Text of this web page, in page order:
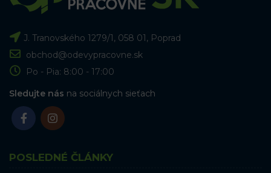
J. Tranovského 1279/1, 058 01, Poprad
obchod@odevypracovne.sk
Po - Pia: 8:00 - 17:00
Sledujte nás na sociálnych sieťach
POSLEDNÉ ČLÁNKY